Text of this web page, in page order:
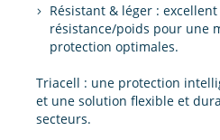
Résistant & léger :
résistance/poids pour une
protection optimales.
Triacell : une protection
et une solution flexible et
secteurs.